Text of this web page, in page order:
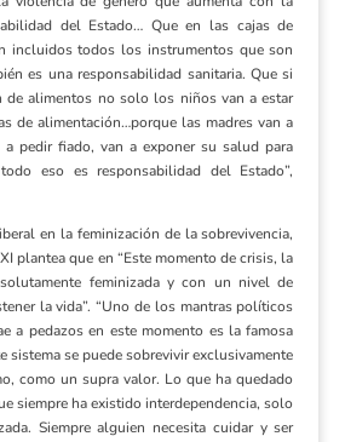
del Estado… Que en las cajas de
incluidos todos los instrumentos que son
es una responsabilidad sanitaria. Que si
de alimentos no solo los niños van a estar
de alimentación…porque las madres van a
a pedir fiado, van a exponer su salud para
eso es responsabilidad del Estado”,
en la feminización de la sobrevivencia,
plantea que en “Este momento de crisis, la
feminizada y con un nivel de
la vida”. “Uno de los mantras políticos
a pedazos en este momento es la famosa
sistema se puede sobrevivir exclusivamente
como un supra valor. Lo que ha quedado
siempre ha existido interdependencia, solo
Siempre alguien necesita cuidar y ser